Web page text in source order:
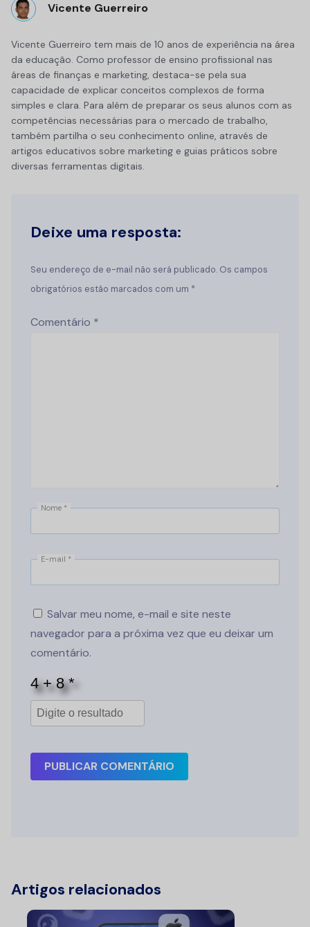
Vicente Guerreiro
Vicente Guerreiro tem mais de 10 anos de experiência na área
da educação. Como professor de ensino profissional nas
áreas de finanças e marketing, destaca-se pela sua
capacidade de explicar conceitos complexos de forma
simples e clara. Para além de preparar os seus alunos com as
competências necessárias para o mercado de trabalho,
também partilha o seu conhecimento online, através de
artigos educativos sobre marketing e guias práticos sobre
diversas ferramentas digitais.
Deixe uma resposta:
Seu endereço de e-mail não será publicado. Os campos
obrigatórios estão marcados com um *
Comentário *
Nome *
E-mail *
Salvar meu nome, e-mail e site neste
navegador para a próxima vez que eu deixar um
comentário.
PUBLICAR COMENTÁRIO
Artigos relacionados